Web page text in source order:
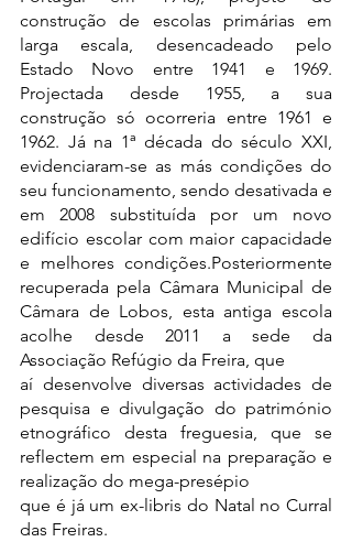
construção de escolas primárias em
larga escala, desencadeado pelo
Estado Novo entre 1941 e 1969.
Projectada desde 1955, a sua
construção só ocorreria entre 1961 e
1962. Já na 1ª década do século XXI,
evidenciaram-se as más condições do
seu funcionamento, sendo desativada e
em 2008 substituída por um novo
edifício escolar com maior capacidade
e melhores condições.Posteriormente
recuperada pela Câmara Municipal de
Câmara de Lobos, esta antiga escola
acolhe desde 2011 a sede da
Associação Refúgio da Freira, que
aí desenvolve diversas actividades de
pesquisa e divulgação do património
etnográfico desta freguesia, que se
reflectem em especial na preparação e
realização do mega-presépio
que é já um ex-libris do Natal no Curral
das Freiras.